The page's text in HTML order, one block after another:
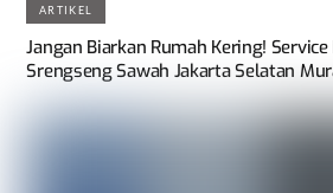
ARTIKEL
Jangan Biarkan Rumah Kering!
Srengseng Sawah Jakarta Selatan